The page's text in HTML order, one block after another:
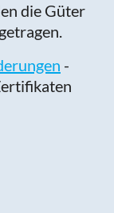
die Güter
-